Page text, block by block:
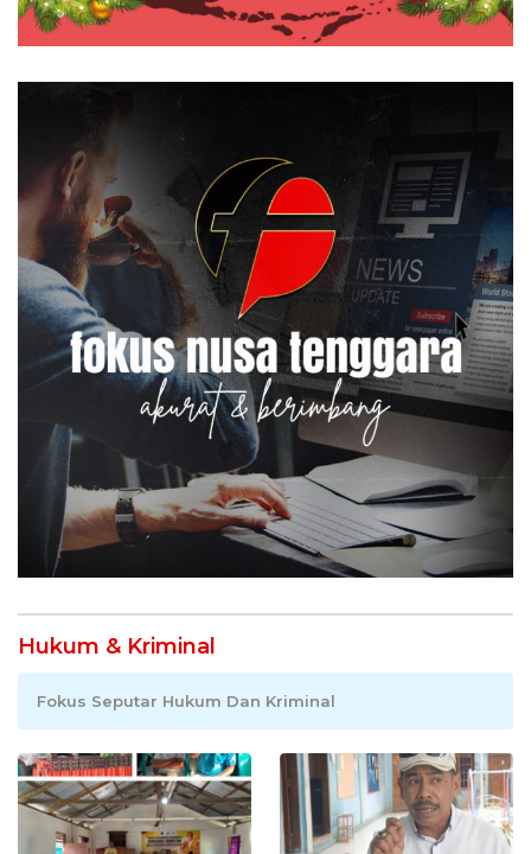
Hukum & Kriminal
Fokus Seputar Hukum Dan Kriminal